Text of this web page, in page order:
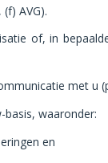
AVG).
of, in
met u
waaronder:
en